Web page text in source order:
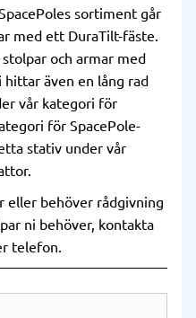
sortiment går
med ett DuraTilt-fäste.
och armar med
även en lång rad
vår kategori för
för SpacePole-
stativ under vår
.
eller behöver rådgivning
ni behöver, kontakta
telefon.